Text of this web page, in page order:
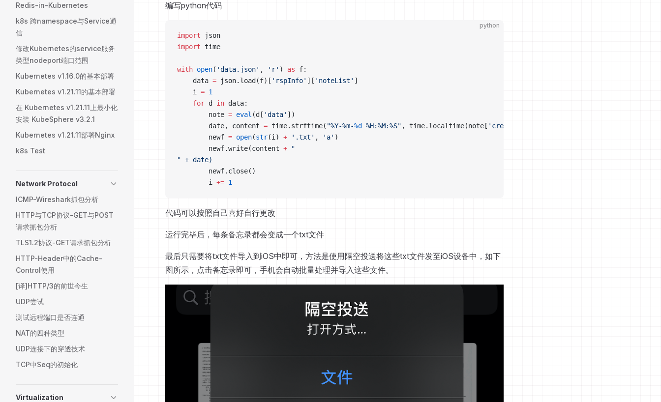
Redis-in-Kubernetes
k8s 跨namespace与Service通
信
修改Kubernetes的service服务
类型nodeport端口范围
Kubernetes v1.16.0的基本部署
Kubernetes v1.21.11的基本部署
在 Kubernetes v1.21.11上最小化
安装 KubeSphere v3.2.1
Kubernetes v1.21.11部署Nginx
k8s Test
Network Protocol
ICMP-Wireshark抓包分析
HTTP与TCP协议-GET与POST
请求抓包分析
TLS1.2协议-GET请求抓包分析
HTTP-Header中的Cache-
Control使用
[译]HTTP/3的前世今生
UDP尝试
测试远程端口是否连通
NAT的四种类型
UDP连接下的穿透技术
TCP中Seq的初始化
Virtualization
编写python代码
python
import json
import time
with open( 'data.json' , 'r' ) as f:
    data
= json.load(f)[ 'rspInfo' ][ 'noteList' ]
    i
= 1
    for
d in data:
        note
= eval (d[ 'data' ])
        date, content
= time.strftime( "%Y-%m-%d %H:%M:%S" , time.localtime(note[ 'created'
        newf
= open(str(i) + '.txt' , 'a' )
        newf.write(content
+ "
" + date)
        newf.close()
        i
+= 1
代码可以按照自己喜好自行更改
运行完毕后，每条备忘录都会变成一个txt文件
最后只需要将txt文件导入到iOS中即可，方法是使用隔空投送将这些txt文件发至iOS设备中，如下
图所示，点击备忘录即可，手机会自动批量处理并导入这些文件。